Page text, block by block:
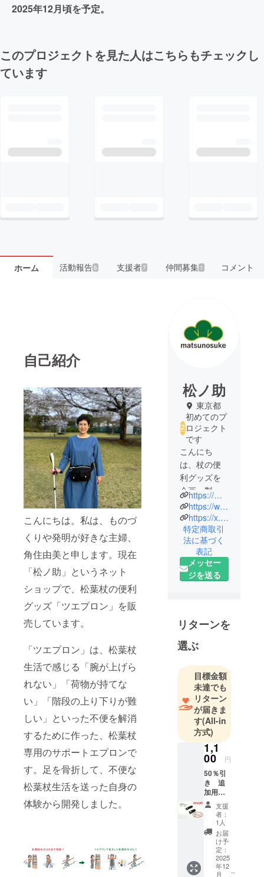
2025年12月頃を予定。
このプロジェクトを見た人はこちらもチェックし
ています
ホーム 活動報告6 支援者7 仲間募集 1 コメント
自己紹介
こんにちは。私は、ものづ
くりや発明が好きな主婦、
角住由美と申します。現在
「松ノ助」というネット
ショップで、松葉杖の便利
グッズ「ツエプロン」を販
売しています。
「ツエプロン」は、松葉杖
生活で感じる「腕が上げら
れない」「荷物が持てな
い」「階段の上り下りが難
しい」といった不便を解消
するために作った、松葉杖
専用のサポートエプロンで
す。足を骨折して、不便な
松葉杖生活を送った自身の
体験から開発しました。
松ノ助
東京都
初めてのプ
ロジェクト
です
こんにち
は、杖の便
利グッズを
企画・製
造・販売し
ている松ノ
助です。
私は全治2年
の足の骨折
を経験し、
その不便さ
エプロン
「ツエプロ
ン」を開
11月より販
売を始めま
した。
「ツエプロ
ン」は、福
祉機器コン
テスト2023
で最優秀
賞、第9回女
性起業チャ
レンジ大賞
で特別賞を
受賞してい
展示会で白
https://matsunosuke.base.shop
https://www.facebook.com/matsunosuke123/
https://x.com/matsunosuke123
特定商取引
法に基づく
表記
メッセー
ジを送る
リターンを
選ぶ
目標金額
未達でも
リターン
が届きま
す(All-in
方式)
1,1
00 円
50％引
き 追
加用ベ
ルト単
品 白
杖用ベ
ルト1個
(直径12
～15ｍ
ｍ） 2
個取り
支援
者：
1人
お届
け予
定：
2025
年12
月
こ